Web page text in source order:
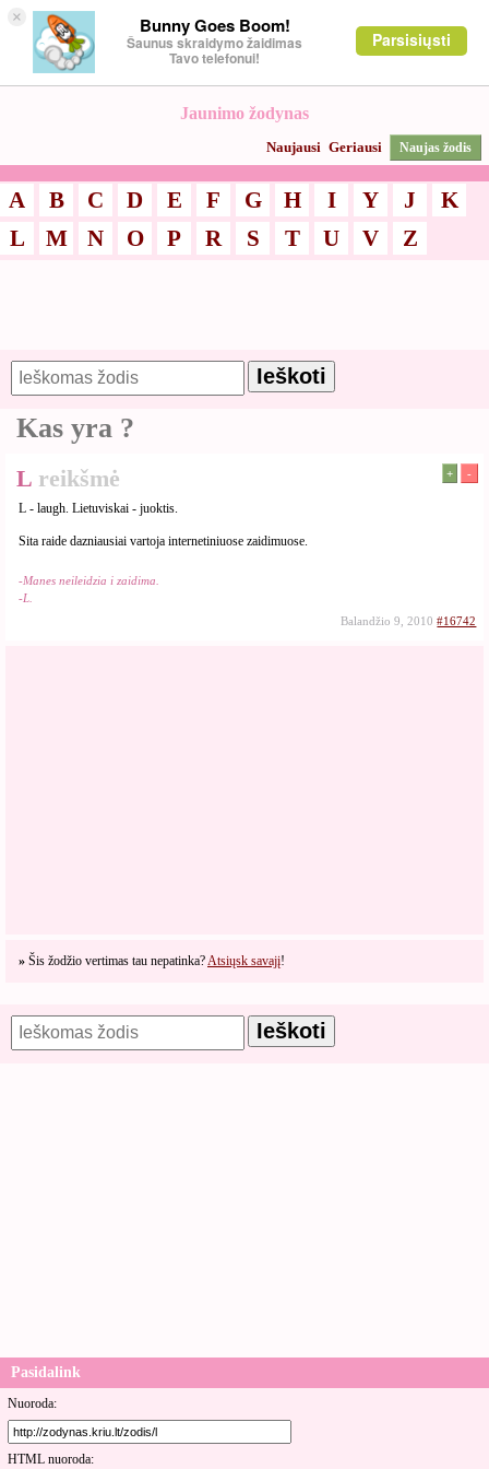
× Bunny Goes Boom!
Šaunus skraidymo žaidimas
Tavo telefonui!
Parsisiųsti
Jaunimo žodynas
Naujausi Geriausi Naujas žodis
A B C D E F G H I Y J
K
L
M N O P R S T U V Z
Kas yra ?
L reikšmė + -
L - laugh. Lietuviskai - juoktis.
Sita raide dazniausiai vartoja internetiniuose zaidimuose.
-Manes neileidzia i zaidima.
-L.
Balandžio 9, 2010#16742
» Šis žodžio vertimas tau nepatinka?Atsiųsk savajį!
Pasidalink
Nuoroda:
HTML nuoroda: